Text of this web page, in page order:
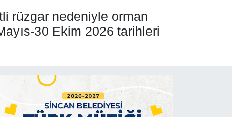
rüzgar nedeniyle orman
30 Ekim 2026 tarihleri